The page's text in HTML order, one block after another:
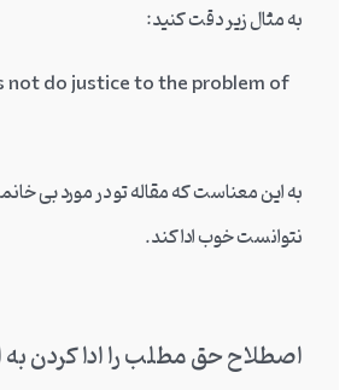
به مثال زیر دقت کنید:
not do justice to the problem of
به این معناست که مقاله تو در مورد بی
نتوانست خوب ادا کند.
اصطلاح حق مطلب را ادا کردن